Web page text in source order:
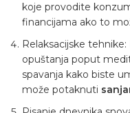
koje provodite
financijama ako to
Relaksacijske
opuštanja poput
spavanja kako biste
može potaknuti